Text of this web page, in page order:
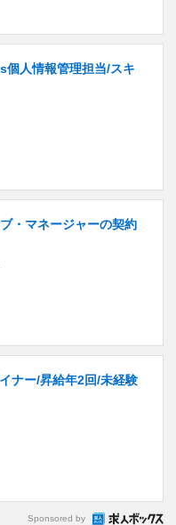
個人情報管理担当/スキ
・マネージャーの契約
ナー/昇給年2回/未経験
Sponsored by